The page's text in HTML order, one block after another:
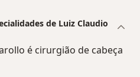
de Luiz Claudio
é cirurgião de cabeça